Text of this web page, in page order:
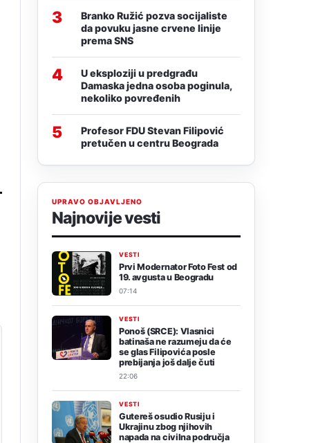
3
Branko Ružić pozva socijaliste
da povuku jasne crvene linije
prema SNS
4
U eksploziji u predgrađu
Damaska jedna osoba poginula,
nekoliko povređenih
5
Profesor FDU Stevan Filipović
pretučen u centru Beograda
UPRAVO OBJAVLJENO
Najnovije vesti
VESTI
Prvi Modernator Foto Fest od
19. avgusta u Beogradu
07:14
VESTI
Ponoš (SRCE): Vlasnici
batinaša ne razumeju da će
se glas Filipovića posle
prebijanja još dalje čuti
22:06
VESTI
Gutereš osudio Rusiju i
Ukrajinu zbog njihovih
napada na civilna područja